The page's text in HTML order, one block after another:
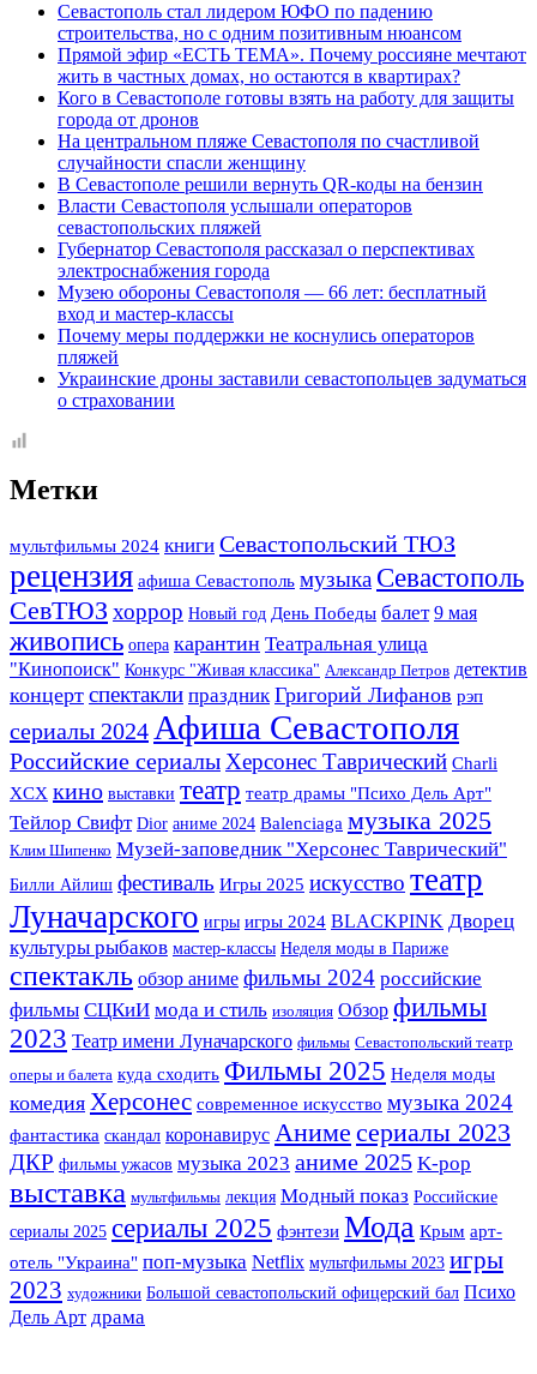
Севастополь стал лидером ЮФО по падению
строительства, но с одним позитивным нюансом
Прямой эфир «ЕСТЬ ТЕМА». Почему россияне мечтают
жить в частных домах, но остаются в квартирах?
Кого в Севастополе готовы взять на работу для защиты
города от дронов
На центральном пляже Севастополя по счастливой
случайности спасли женщину
В Севастополе решили вернуть QR-коды на бензин
Власти Севастополя услышали операторов
севастопольских пляжей
Губернатор Севастополя рассказал о перспективах
электроснабжения города
Музею обороны Севастополя — 66 лет: бесплатный
вход и мастер-классы
Почему меры поддержки не коснулись операторов
пляжей
Украинские дроны заставили севастопольцев задуматься
о страховании
Метки
мультфильмы 2024 книги Севастопольский ТЮЗ
рецензия афиша Севастополь музыка Севастополь
СевТЮЗ хоррор Новый год День Победы балет 9 мая
живопись опера карантин Театральная улица
"Кинопоиск" Конкурс "Живая классика" Александр Петров детектив
концерт спектакли праздник Григорий Лифанов рэп
сериалы 2024 Афиша Севастополя
Российские сериалы Херсонес Таврический Charli
XCX кино выставки театр театр драмы "Психо Дель Арт"
Тейлор Свифт Dior аниме 2024 Balenciaga музыка 2025
Клим Шипенко Музей-заповедник "Херсонес Таврический"
Билли Айлиш фестиваль Игры 2025 искусство театр
Луначарского игры игры 2024 BLACKPINK Дворец
культуры рыбаков мастер-классы Неделя моды в Париже
спектакль обзор аниме фильмы 2024 российские
фильмы СЦКиИ мода и стиль изоляция Обзор фильмы
2023 Театр имени Луначарского фильмы Севастопольский театр
оперы и балета куда сходить Фильмы 2025 Неделя моды
комедия Херсонес современное искусство музыка 2024
фантастика скандал коронавирус Аниме сериалы 2023
ДКР фильмы ужасов музыка 2023 аниме 2025 K-pop
выставка мультфильмы лекция Модный показ Российские
сериалы 2025 сериалы 2025 фэнтези Мода Крым арт-
отель "Украина" поп-музыка Netflix мультфильмы 2023 игры
2023 художники Большой севастопольский офицерский бал Психо
Дель Арт драма